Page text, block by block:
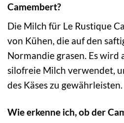
Camembert?
Die Milch für Le Rustique
von Kühen, die auf den
Normandie grasen. Es wird
silofreie Milch verwendet,
des Käses zu gewährleisten.
Wie erkenne ich, ob der